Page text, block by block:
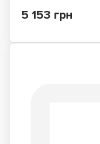
5 153 грн